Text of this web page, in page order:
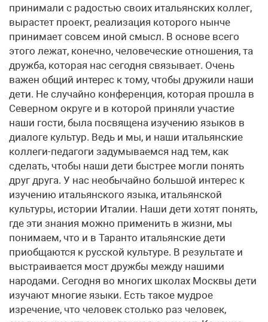
принимали с радостью своих итальянских коллег,
вырастет проект, реализация которого нынче
принимает совсем иной смысл. В основе всего
этого лежат, конечно, человеческие отношения, та
дружба, которая нас сегодня связывает. Очень
важен общий интерес к тому, чтобы дружили наши
дети. Не случайно конференция, которая прошла в
Северном округе и в которой приняли участие
наши гости, была посвящена изучению языков в
диалоге культур. Ведь и мы, и наши итальянские
коллеги-педагоги задумываемся над тем, как
сделать, чтобы наши дети быстрее могли понять
друг друга. У нас необычайно большой интерес к
изучению итальянского языка, итальянской
культуры, истории Италии. Наши дети хотят понять,
где эти знания можно применить в жизни, мы
понимаем, что и в Таранто итальянские дети
приобщаются к русской культуре. В результате и
выстраивается мост дружбы между нашими
народами. Сегодня во многих школах Москвы дети
изучают многие языки. Есть такое мудрое
изречение, что человек столько раз человек,